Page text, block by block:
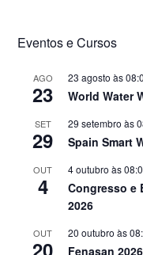
Eventos e Cursos
AGO
23
23 agosto às
World Water
SET
29
29 setembro às
Spain Smart
OUT
4
4 outubro às
Congresso e
2026
OUT
20
20 outubro às
Fenasan 2026